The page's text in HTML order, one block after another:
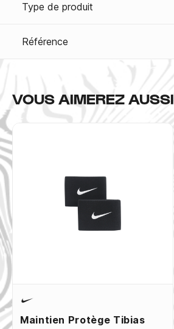
Type de produit
Référence
VOUS AIMEREZ AUSSI
Maintien Protège Tibias